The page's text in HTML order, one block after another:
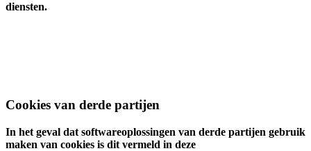
diensten.
Cookies van derde partijen
In het geval dat softwareoplossingen van derde partijen gebruik
maken van cookies is dit vermeld in deze